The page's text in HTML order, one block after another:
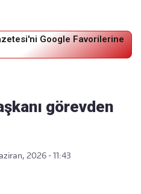
Google Favorilerine
görevden
2026 - 11:43